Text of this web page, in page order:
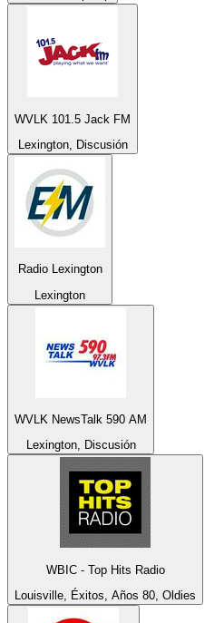
WVLK 101.5 Jack FM
Lexington, Discusión
Radio Lexington
Lexington
WVLK NewsTalk 590 AM
Lexington, Discusión
WBIC - Top Hits Radio
Louisville, Éxitos, Años 80, Oldies